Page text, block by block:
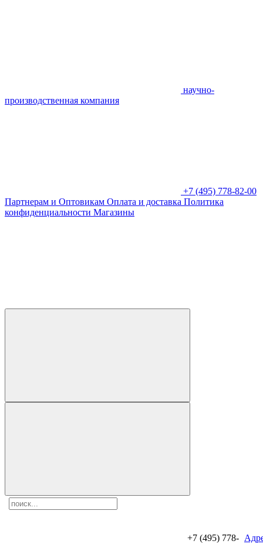
научно-
производственная компания
+7 (495) 778-82-00
Партнерам и Оптовикам Оплата и доставка Политика
конфиденциальности Магазины
+7 (495) 778-